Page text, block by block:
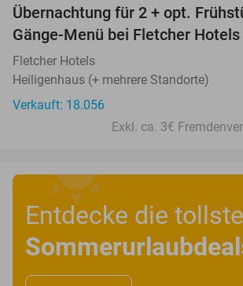
Übernachtung für 2 + opt.
Gänge-Menü bei Fletcher Hotels
Fletcher Hotels
Heiligenhaus (+ mehrere Standorte)
Verkauft: 18.056
Exkl. ca. 3€
Entdecke die